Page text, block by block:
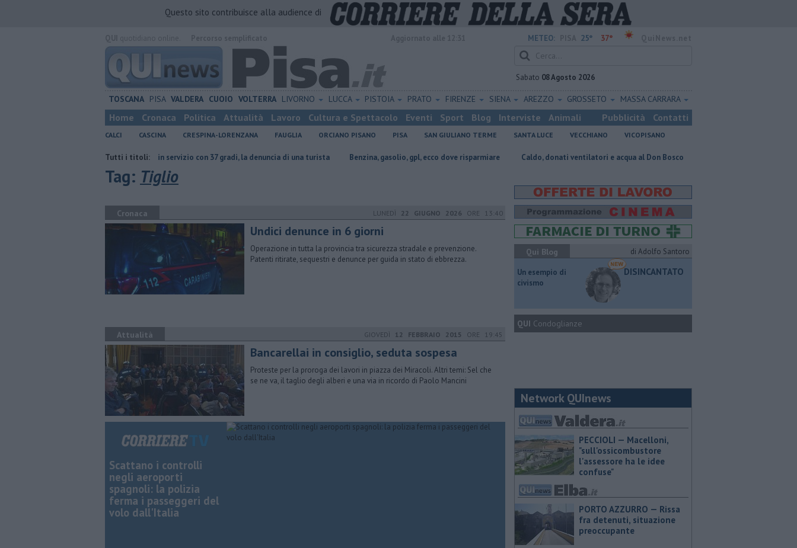
Questo sito contribuisce alla audience di
METEO: 25° 37°
Sabato 08 Agosto 2026
TOSCANA PISA VALDERA CUOIO VOLTERRA LIVORNO LUCCA PISTOIA PRATO FIRENZE SIENA AREZZO GROSSETO MASSA CARRARA
Home Cronaca Politica Attualità Lavoro Cultura e Spettacolo Eventi Sport Blog Interviste Animali Pubblicità Contatti
CALCI CASCINA CRESPINA-LORENZANA FAUGLIA ORCIANO PISANO PISA SAN GIULIANO TERME SANTA LUCE VECCHIANO VICOPISANO
Tutti i titoli:
Cavalli in servizio con 37 gradi, la denuncia di una turista ​Benzina, gasolio, gpl, ecco dove risparmiare Caldo, donati ventilatori e acqua al Don Bosco Un reperto pisano riferimento mondiale
Tag: Tiglio
Cronaca LUNEDÌ 22 GIUGNO 2026 ORE 13:40
Undici denunce in 6 giorni
Operazione in tutta la provincia tra sicurezza stradale e prevenzione.
Patenti ritirate, sequestri e denunce per guida in stato di ebbrezza.
Attualità GIOVEDÌ 12 FEBBRAIO 2015 ORE 19:45
Bancarellai in consiglio, seduta sospesa
Proteste per la proroga dei lavori in piazza dei Miracoli. Altri temi: Sel che
se ne va, il taglio degli alberi e una via in ricordo di Paolo Mancini
Scattano i controlli
negli aeroporti
spagnoli: la polizia
ferma i passeggeri del
volo dall'Italia
Qui Blog di Adolfo Santoro
​Un esempio di
civismo
DISINCANTATO
QUI Condoglianze
Network QUInews
PECCIOLI — Macelloni,
"sull'ossicombustore
l'assessore ha le idee
confuse"
PORTO AZZURRO — Rissa
fra detenuti, situazione
preoccupante